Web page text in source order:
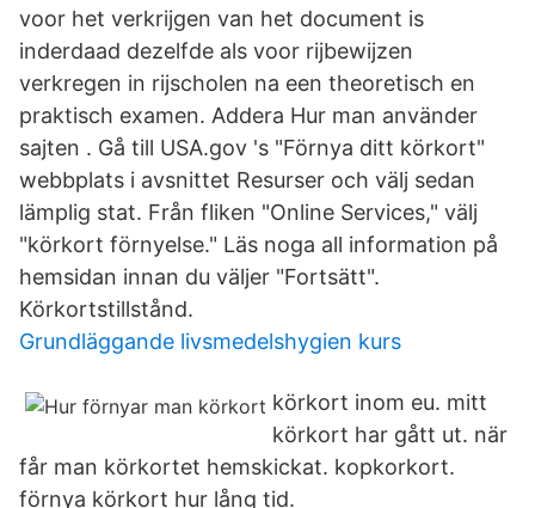
voor het verkrijgen van het document is
inderdaad dezelfde als voor rijbewijzen
verkregen in rijscholen na een theoretisch en
praktisch examen. Addera Hur man använder
sajten . Gå till USA.gov 's "Förnya ditt körkort"
webbplats i avsnittet Resurser och välj sedan
lämplig stat. Från fliken "Online Services," välj
"körkort förnyelse." Läs noga all information på
hemsidan innan du väljer "Fortsätt".
Körkortstillstånd.
Grundläggande livsmedelshygien kurs
körkort inom eu. mitt
körkort har gått ut. när
får man körkortet hemskickat. kopkorkort.
förnya körkort hur lång tid.